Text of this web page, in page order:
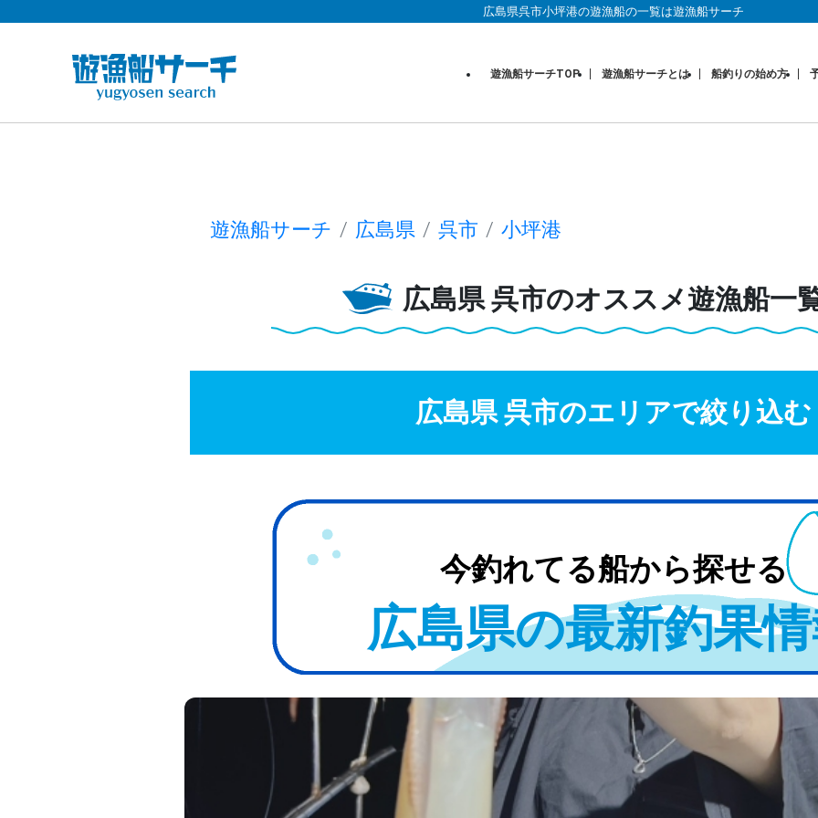
広島県呉市小坪港の遊漁船の一覧は遊漁船サーチ
遊漁船サーチTOP 遊漁船サーチとは 船釣りの始め方
遊漁船サーチ 広島県 呉市 小坪港
広島県呉市のオススメ遊漁船一
広島県 呉市のエリアで絞り込む
今釣れてる船から探せる
広島県の最新釣果